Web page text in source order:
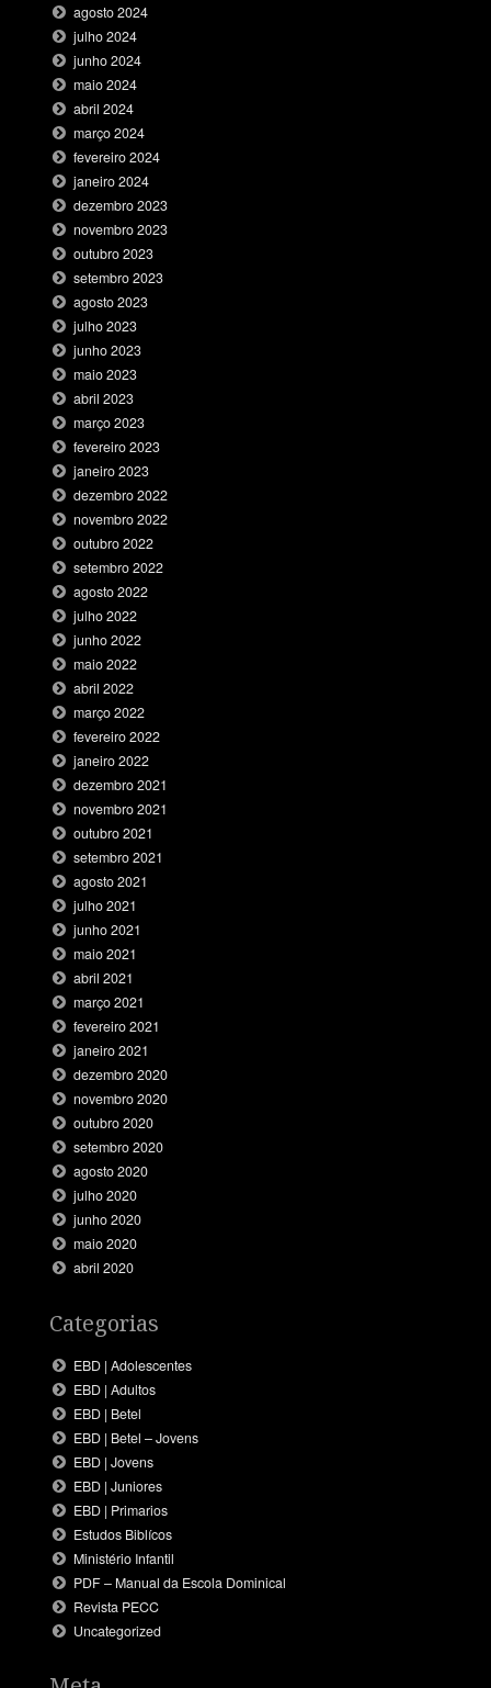
agosto 2024
julho 2024
junho 2024
maio 2024
abril 2024
março 2024
fevereiro 2024
janeiro 2024
dezembro 2023
novembro 2023
outubro 2023
setembro 2023
agosto 2023
julho 2023
junho 2023
maio 2023
abril 2023
março 2023
fevereiro 2023
janeiro 2023
dezembro 2022
novembro 2022
outubro 2022
setembro 2022
agosto 2022
julho 2022
junho 2022
maio 2022
abril 2022
março 2022
fevereiro 2022
janeiro 2022
dezembro 2021
novembro 2021
outubro 2021
setembro 2021
agosto 2021
julho 2021
junho 2021
maio 2021
abril 2021
março 2021
fevereiro 2021
janeiro 2021
dezembro 2020
novembro 2020
outubro 2020
setembro 2020
agosto 2020
julho 2020
junho 2020
maio 2020
abril 2020
Categorias
EBD | Adolescentes
EBD | Adultos
EBD | Betel
EBD | Betel – Jovens
EBD | Jovens
EBD | Juniores
EBD | Primarios
Estudos Biblícos
Ministério Infantil
PDF – Manual da Escola Dominical
Revista PECC
Uncategorized